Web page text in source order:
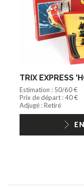
TRIX EXPRESS
Estimation : 50/60 €
Prix de départ : 40 €
Adjugé : Retiré